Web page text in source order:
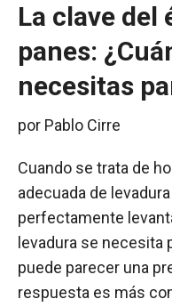
La clave del
panes:
necesitas
por Pablo Cirre
Cuando se trata de
adecuada de
perfectamente
levadura se necesita
puede parecer una
respuesta es más